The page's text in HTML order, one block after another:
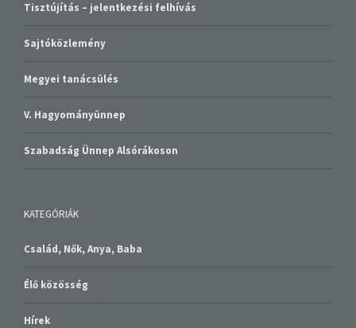
Tisztújítás – jelentkezési felhívás
Sajtóközlemény
Megyei tanácsülés
V. Hagyományünnep
Szabadság Ünnep Alsórákoson
KATEGÓRIÁK
Család, Nők, Anya, Baba
Élő közösség
Hírek